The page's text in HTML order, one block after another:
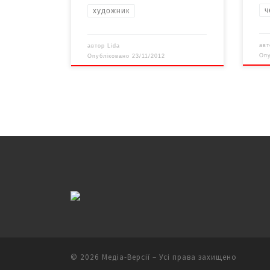
художник
автор Lida
Опубліковано 23/11/2012
© 2026 Медіа-Версії – Усі права захищено